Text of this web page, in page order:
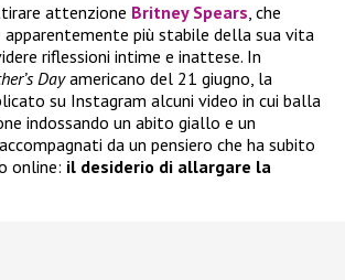
attenzione Britney Spears, che
apparentemente più stabile della sua vita
riflessioni intime e inattese. In
Dayamericano del 21 giugno, la
su Instagram alcuni video in cui balla
indossando un abito giallo e un
da un pensiero che ha subito
online: il desiderio di allargare la